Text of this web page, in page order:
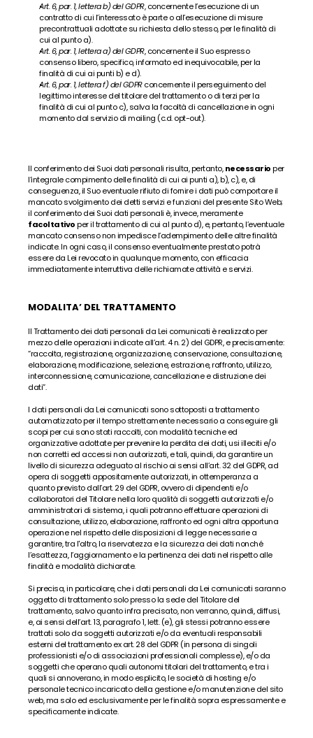
Art. 6, par. 1, lettera b) del GDPR, concernente l’esecuzione di un
contratto di cui l’interessato è parte o all’esecuzione di misure
precontrattuali adottate su richiesta dello stesso, per le finalità di
cui al punto a).
Art. 6, par. 1, lettera a) del GDPR, concernente il Suo espresso
consenso libero, specifico, informato ed inequivocabile, per la
finalità di cui ai punti b) e d).
Art. 6, par. 1, lettera f) del GDPR concernente il perseguimento del
legittimo interesse del titolare del trattamento o di terzi per la
finalità di cui al punto c), salva la facoltà di cancellazione in ogni
momento dal servizio di mailing (c.d. opt-out).
Il conferimento dei Suoi dati personali risulta, pertanto, necessario per
l’integrale compimento delle finalità di cui ai punti a), b), c), e, di
conseguenza, il Suo eventuale rifiuto di fornire i dati può comportare il
mancato svolgimento dei detti servizi e funzioni del presente Sito Web;
il conferimento dei Suoi dati personali è, invece, meramente
facoltativo per il trattamento di cui al punto d), e, pertanto, l’eventuale
mancato consenso non impedisce l’adempimento delle altre finalità
indicate. In ogni caso, il consenso eventualmente prestato potrà
essere da Lei revocato in qualunque momento, con efficacia
immediatamente interruttiva delle richiamate attività e servizi.
MODALITA’ DEL TRATTAMENTO
Il Trattamento dei dati personali da Lei comunicati è realizzato per
mezzo delle operazioni indicate all’art. 4 n. 2) del GDPR, e precisamente:
“raccolta, registrazione, organizzazione, conservazione, consultazione,
elaborazione, modificazione, selezione, estrazione, raffronto, utilizzo,
interconnessione, comunicazione, cancellazione e distruzione dei
dati”.
I dati personali da Lei comunicati sono sottoposti a trattamento
automatizzato per il tempo strettamente necessario a conseguire gli
scopi per cui sono stati raccolti, con modalità tecniche ed
organizzative adottate per prevenire la perdita dei dati, usi illeciti e/o
non corretti ed accessi non autorizzati, e tali, quindi, da garantire un
livello di sicurezza adeguato al rischio ai sensi all’art. 32 del GDPR, ad
opera di soggetti appositamente autorizzati, in ottemperanza a
quanto previsto dall’art. 29 del GDPR, ovvero di dipendenti e/o
collaboratori del Titolare nella loro qualità di soggetti autorizzati e/o
amministratori di sistema, i quali potranno effettuare operazioni di
consultazione, utilizzo, elaborazione, raffronto ed ogni altra opportuna
operazione nel rispetto delle disposizioni di legge necessarie a
garantire, tra l'altro, la riservatezza e la sicurezza dei dati nonché
l’esattezza, l’aggiornamento e la pertinenza dei dati nel rispetto alle
finalità e modalità dichiarate.
Si precisa, in particolare, che i dati personali da Lei comunicati saranno
oggetto di trattamento solo presso la sede del Titolare del
trattamento, salvo quanto infra precisato, non verranno, quindi, diffusi,
e, ai sensi dell’art. 13, paragrafo 1, lett. (e), gli stessi potranno essere
trattati solo da soggetti autorizzati e/o da eventuali responsabili
esterni del trattamento ex art. 28 del GDPR (in persona di singoli
professionisti e/o di associazioni professionali complesse), e/o da
soggetti che operano quali autonomi titolari del trattamento, e tra i
quali si annoverano, in modo esplicito, le società di hosting e/o
personale tecnico incaricato della gestione e/o manutenzione del sito
web, ma solo ed esclusivamente per le finalità sopra espressamente e
specificamente indicate.